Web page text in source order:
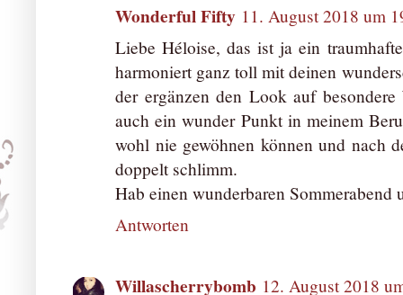
Wonderful Fifty 11. August 2018 um
Liebe Héloise, das ist ja ein
harmoniert ganz toll mit deinen
der ergänzen den Look auf
auch ein wunder Punkt in meinem
wohl nie gewöhnen können und nach
doppelt schlimm.
Hab einen wunderbaren Sommerabend
Antworten
Willascherrybomb 12. August 2018